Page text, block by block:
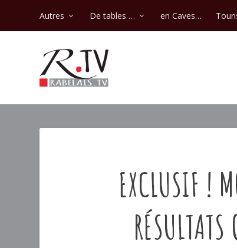
Autres De tables … en Caves…
EXCLUSIF !